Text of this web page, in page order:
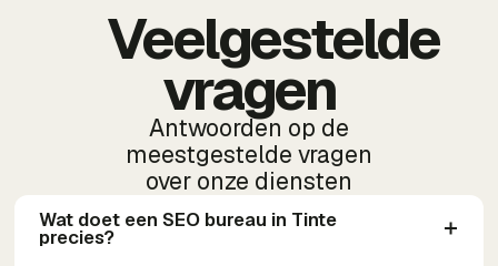
Veelgestelde
vragen
Antwoorden op de
meestgestelde vragen
over onze diensten
Wat doet een SEO bureau in Tinte
precies?